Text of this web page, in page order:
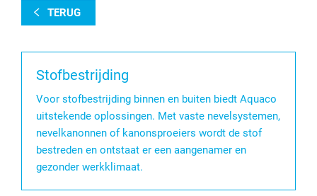
TERUG
Stofbestrijding
Voor stofbestrijding binnen en buiten biedt Aquaco
uitstekende oplossingen. Met vaste nevelsystemen,
nevelkanonnen of kanonsproeiers wordt de stof
bestreden en ontstaat er een aangenamer en
gezonder werkklimaat.